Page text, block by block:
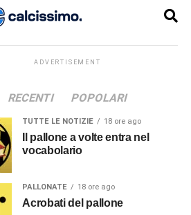
ADVERTISEMENT
RECENTI POPOLARI
TUTTE LE NOTIZIE 18 ore ago
Il pallone a volte entra nel
vocabolario
PALLONATE 18 ore ago
Acrobati del pallone